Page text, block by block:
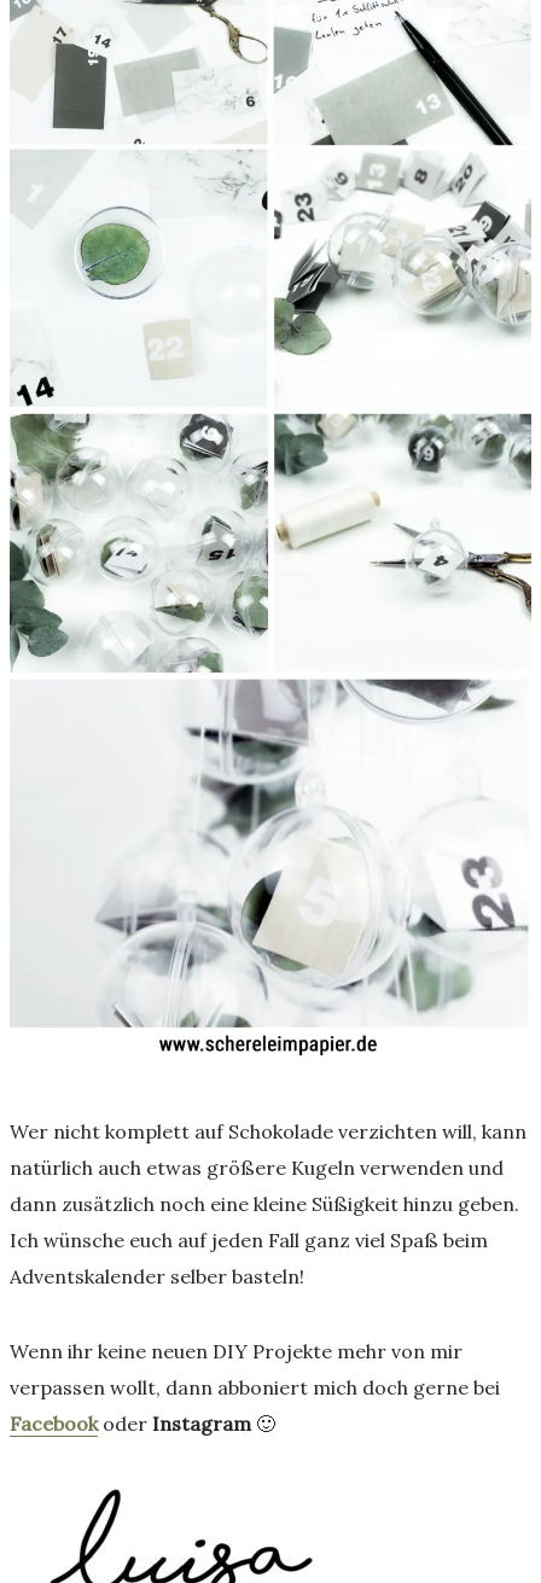
Wer nicht komplett auf Schokolade verzichten will, kann
natürlich auch etwas größere Kugeln verwenden und
dann zusätzlich noch eine kleine Süßigkeit hinzu geben.
Ich wünsche euch auf jeden Fall ganz viel Spaß beim
Adventskalender selber basteln!
Wenn ihr keine neuen DIY Projekte mehr von mir
verpassen wollt, dann abboniert mich doch gerne bei
Facebookoder Instagram🙂